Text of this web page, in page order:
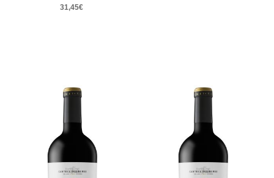
31,45€